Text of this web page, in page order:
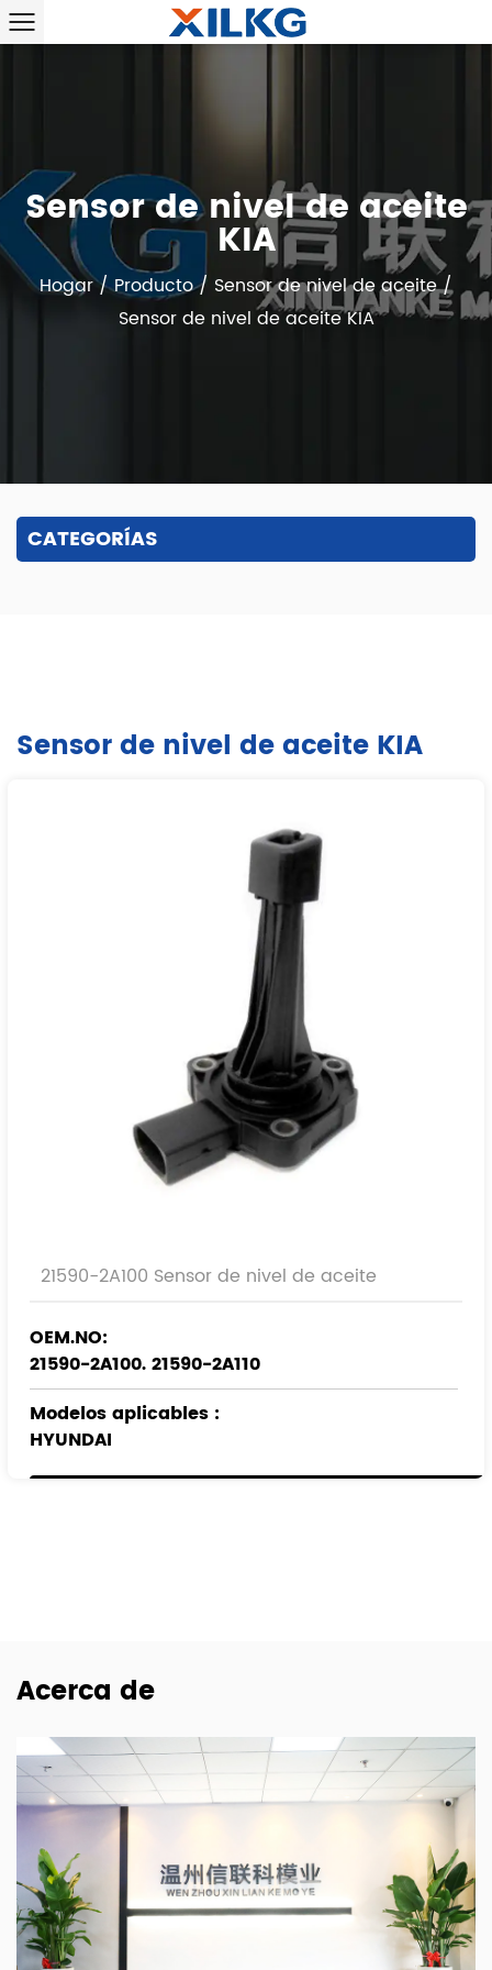
Sensor de nivel de aceite
KIA
Hogar/Producto/ Sensor de nivel de aceite/
Sensor de nivel de aceite KIA
CATEGORÍAS
Sensor de nivel de aceite KIA
21590-2A100 Sensor de nivel de aceite
OEM.NO:
21590-2A100. 21590-2A110
Modelos aplicables :
HYUNDAI
Acerca de